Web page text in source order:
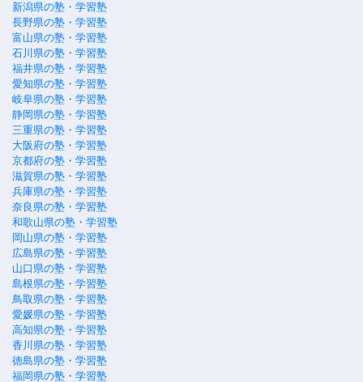
新潟県の塾・学習塾
長野県の塾・学習塾
富山県の塾・学習塾
石川県の塾・学習塾
福井県の塾・学習塾
愛知県の塾・学習塾
岐阜県の塾・学習塾
静岡県の塾・学習塾
三重県の塾・学習塾
大阪府の塾・学習塾
京都府の塾・学習塾
滋賀県の塾・学習塾
兵庫県の塾・学習塾
奈良県の塾・学習塾
和歌山県の塾・学習塾
岡山県の塾・学習塾
広島県の塾・学習塾
山口県の塾・学習塾
島根県の塾・学習塾
鳥取県の塾・学習塾
愛媛県の塾・学習塾
高知県の塾・学習塾
香川県の塾・学習塾
徳島県の塾・学習塾
福岡県の塾・学習塾